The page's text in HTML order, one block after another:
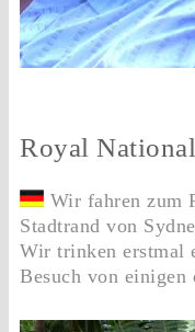
Royal
Wir fahren zum
Stadtrand von
Wir trinken erstmal
Besuch von einigen